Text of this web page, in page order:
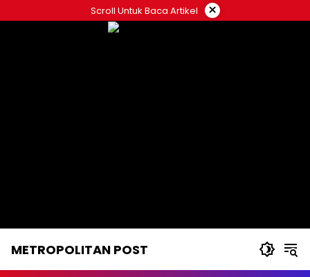
ke
Scroll Untuk Baca Artikel ×
METROPOLITAN POST